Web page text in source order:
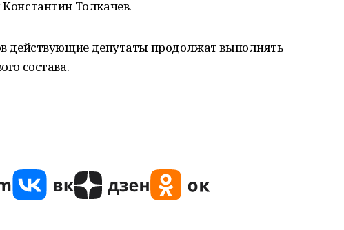
Толкачев.
действующие депутаты продолжат выполнять
состава.